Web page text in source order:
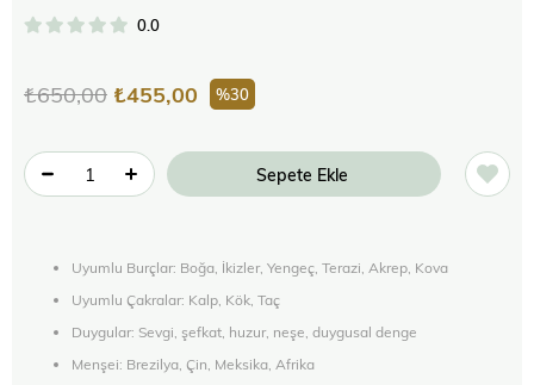
0.0
₺650,00 ₺455,00 30
Uyumlu Burçlar: Boğa, İkizler, Yengeç, Terazi, Akrep, Kova
Uyumlu Çakralar: Kalp, Kök, Taç
Duygular: Sevgi, şefkat, huzur, neşe, duygusal denge
Menşei: Brezilya, Çin, Meksika, Afrika